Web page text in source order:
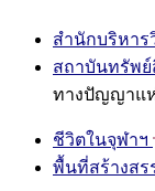
สำนักบริหาร
สถาบันทรัพ
ทางปัญญาแ
ชีวิตในจุฬาฯ
พื้นที่สร้างสร